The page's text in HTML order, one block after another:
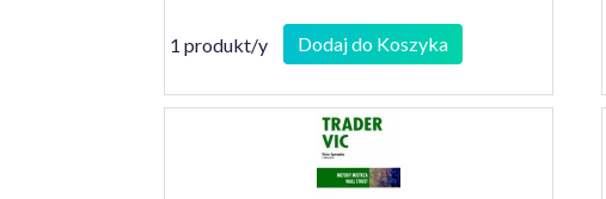
1 produkt/y Dodaj do Koszyka